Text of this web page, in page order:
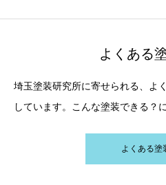
よくある
埼玉塗装研究所に寄せられる、よ
しています。こんな塗装できる？
よくある塗